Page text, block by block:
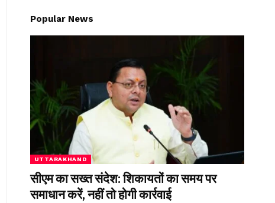
Popular News
UTTARAKHAND
सीएम का सख्त संदेश: शिकायतों का समय पर
समाधान करें, नहीं तो होगी कार्रवाई